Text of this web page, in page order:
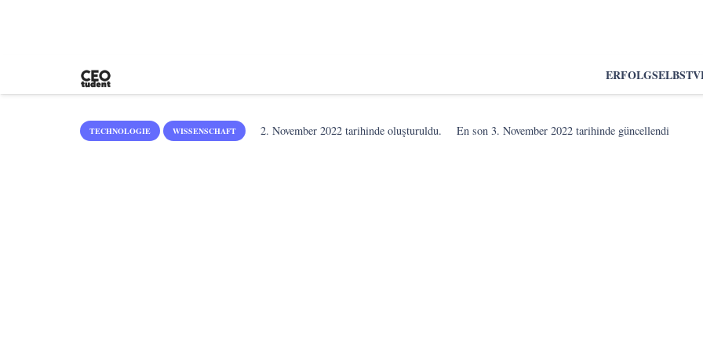
ERFOLG
TECHNOLOGIE WISSENSCHAFT 2. November 2022 tarihinde oluşturuldu. En son3. November 2022 tarihinde güncellendi